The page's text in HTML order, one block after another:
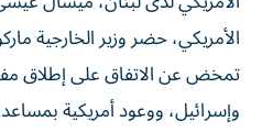
الأمريكي، حضر وزير الخارجية
تمخض عن الاتفاق على إطلاق
وإسرائيل، ووعود أمريكية